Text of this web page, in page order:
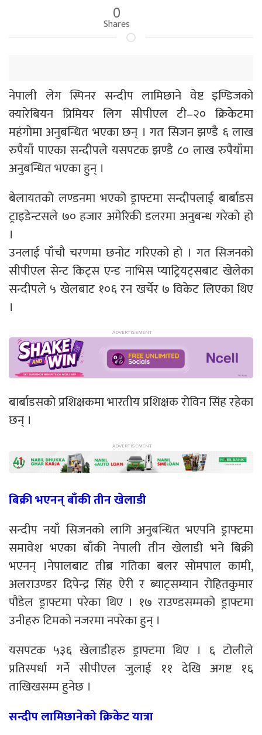
0
Shares
नेपाली लेग स्पिनर सन्दीप लामिछाने वेष्ट इण्डिजको
क्यारेबियन प्रिमियर लिग सीपीएल टी–२० क्रिकेटमा
महंगोमा अनुबन्धित भएका छन् । गत सिजन झण्डै ६ लाख
रुपैयाँ पाएका सन्दीपले यसपटक झण्डै ८० लाख रुपैयाँमा
अनुबन्धित भएका हुन् ।
बेलायतको लण्डनमा भएको ड्राफ्टमा सन्दीपलाई बार्बाडस
ट्राइडेन्टसले ७० हजार अमेरिकी डलरमा अनुबन्ध गरेको हो
।
उनलाई पाँचौ चरणमा छनोट गरिएको हो । गत सिजनको
सीपीएल सेन्ट किट्स एन्ड नाभिस प्याट्रियट्सबाट खेलेका
सन्दीपले ५ खेलबाट १०६ रन खर्चेर ७ विकेट लिएका थिए
।
बार्बाडसको प्रशिक्षकमा भारतीय प्रशिक्षक रोविन सिंह रहेका
छन् ।
बिक्री भएनन् बाँकी तीन खेलाडी
सन्दीप नयाँ सिजनको लागि अनुबन्धित भएपनि ड्राफ्टमा
समावेश भएका बाँकी नेपाली तीन खेलाडी भने बिक्री
भएनन् ।नेपालबाट तीब्र गतिका बलर सोमपाल कामी,
अलराउण्डर दिपेन्द्र सिंह ऐरी र ब्याट्सम्यान रोहितकुमार
पौडेल ड्राफ्टमा परेका थिए । १७ राउण्डसम्मको ड्राफ्टमा
उनीहरु टिमको नजरमा नपरेका हुन् ।
यसपटक ५३६ खेलाडीहरु ड्राफ्टमा थिए । ६ टोलीले
प्रतिस्पर्धा गर्ने सीपीएल जुलाई ११ देखि अगष्ट १६
ताखिखसम्म हुनेछ ।
सन्दीप लामिछानेको क्रिकेट यात्रा